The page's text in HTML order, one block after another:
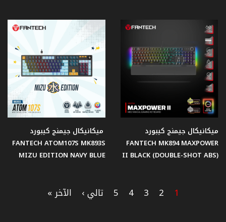
ميكانيكال جيمنج كيبورد
FANTECH MK894 MAXPOWER
II BLACK (DOUBLE-SHOT ABS)
ميكانيكال جيمنج كيبورد
FANTECH ATOM107S MK893S
MIZU EDITION NAVY BLUE
1
2
3
4
5 تالي › الآخر »